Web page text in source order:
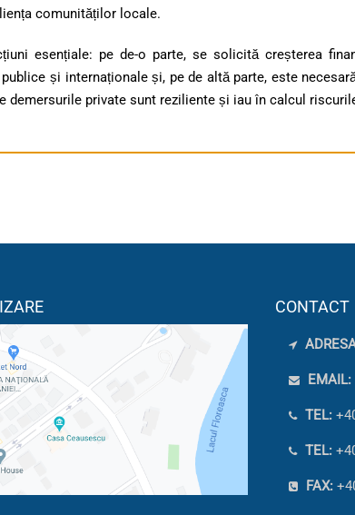
comunităților locale.
esențiale: pe de-o parte, se solicită creșterea
și internaționale și, pe de altă parte, este
demersurile private sunt reziliente și iau în calcul
CONTACT
EMAIL:
TEL:
TEL:
FAX: